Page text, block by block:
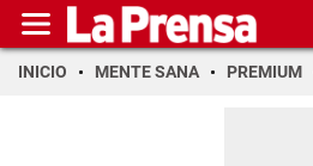
INICIO MENTE SANA PREMIUM